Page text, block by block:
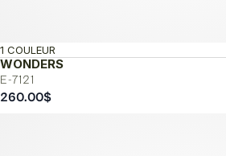
WONDERS
E-7121
1 COULEUR
260.00$